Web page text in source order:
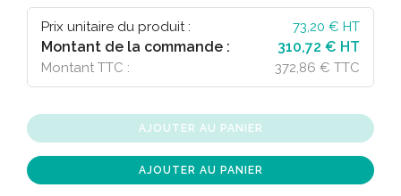
Prix unitaire du produit : 73,20 € HT
Montant de la commande : 310,72 € HT
Montant TTC : 372,86 € TTC
AJOUTER AU PANIER
AJOUTER AU PANIER